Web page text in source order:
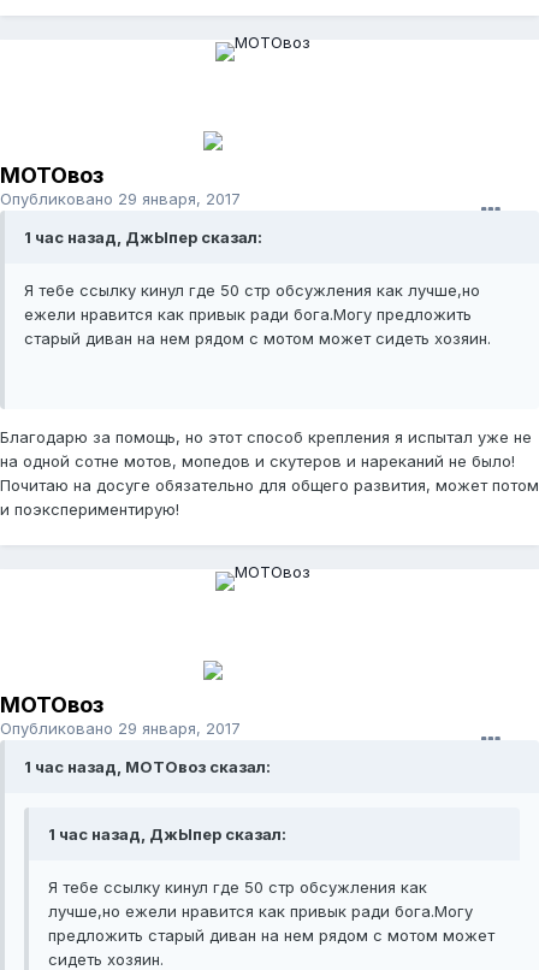
МОТОвоз
Опубликовано 29 января, 2017
1 час назад, ДжЫпер сказал:
Я тебе ссылку кинул где 50 стр обсужления как лучше,но
ежели нравится как привык ради бога.Могу предложить
старый диван на нем рядом с мотом может сидеть хозяин.
Благодарю за помощь, но этот способ крепления я испытал уже не
на одной сотне мотов, мопедов и скутеров и нареканий не было!
Почитаю на досуге обязательно для общего развития, может потом
и поэкспериментирую!
МОТОвоз
Опубликовано 29 января, 2017
1 час назад, МОТОвоз сказал:
1 час назад, ДжЫпер сказал:
Я тебе ссылку кинул где 50 стр обсужления как
лучше,но ежели нравится как привык ради бога.Могу
предложить старый диван на нем рядом с мотом может
сидеть хозяин.